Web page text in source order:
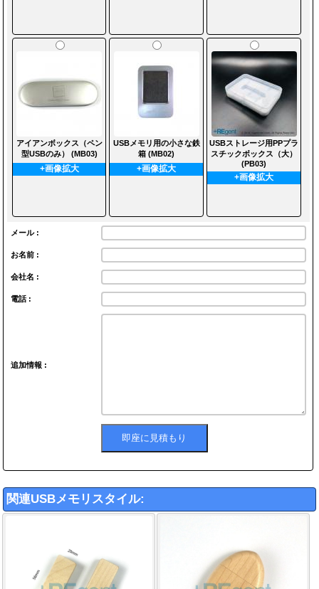
アイアンボックス（ペン
型USBのみ） (MB03)
+画像拡大
USBメモリ用の小さな鉄
箱 (MB02)
+画像拡大
USBストレージ用PPプラ
スチックボックス（大）
(PB03)
+画像拡大
メール :
お名前 :
会社名 :
電話 :
追加情報 :
関連USBメモリスタイル: